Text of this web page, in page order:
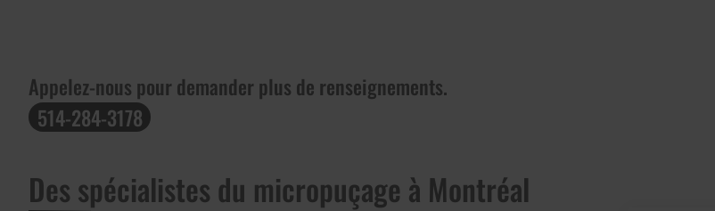
Appelez-nous pour demander plus de renseignements.
514-284-3178
Des spécialistes du micropuçage à Montréal